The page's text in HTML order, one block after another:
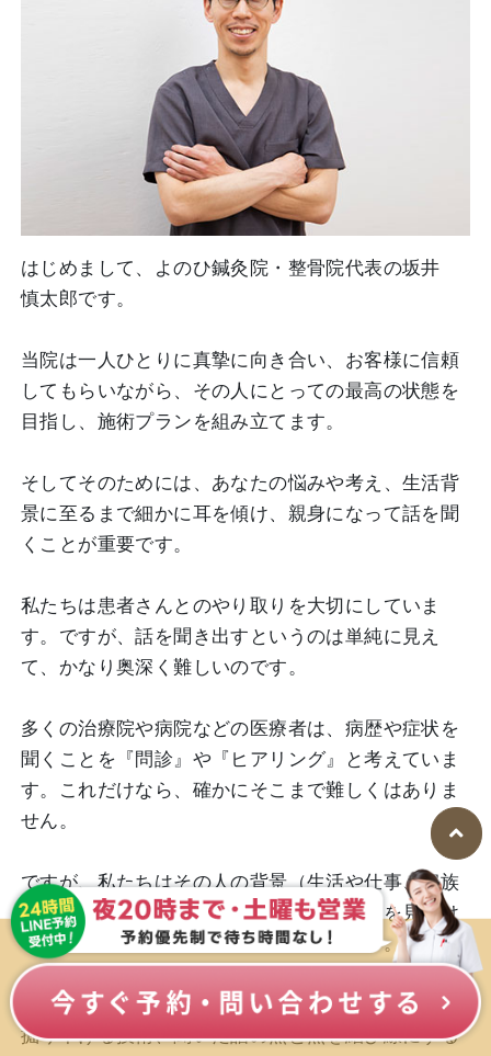
はじめまして、よのひ鍼灸院・整骨院代表の坂井
慎太郎です。
当院は一人ひとりに真摯に向き合い、お客様に信頼
してもらいながら、その人にとっての最高の状態を
目指し、施術プランを組み立てます。
そしてそのためには、あなたの悩みや考え、生活背
景に至るまで細かに耳を傾け、親身になって話を聞
くことが重要です。
私たちは患者さんとのやり取りを大切にしていま
す。ですが、話を聞き出すというのは単純に見え
て、かなり奥深く難しいのです。
多くの治療院や病院などの医療者は、病歴や症状を
聞くことを『問診』や『ヒアリング』と考えていま
す。これだけなら、確かにそこまで難しくはありま
せん。
ですが、私たちはその人の背景（生活や仕事、家族
構成など）や悩みを聞き出し、症状の原因を見つけ
るまでが問診の本当の価値と考えています。
コミュニケーションの取り方、立ち振る舞い、話を
掘り下げる技術、聞いた話の点と点を結び線にする